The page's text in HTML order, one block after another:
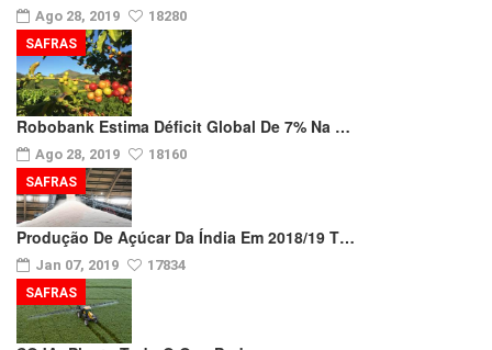
Ago 28, 2019 18280
Robobank Estima Déficit Global De 7% Na …
Ago 28, 2019 18160
SAFRAS
Produção De Açúcar Da Índia Em 2018/19 T…
Jan 07, 2019 17834
SAFRAS
SAFRAS